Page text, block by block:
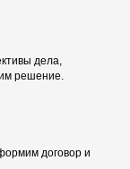
дела,
решение.
договор и